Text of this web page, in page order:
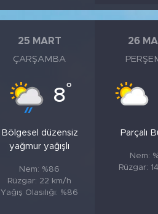
25 MART
ÇARŞAMBA
8°
Bölgesel düzensiz
yağmur yağışlı
Nem: %86
Rüzgar: 22 km/h
Yağış Olasılığı: %86
26
Parçalı
Nem:
Rüzgar: